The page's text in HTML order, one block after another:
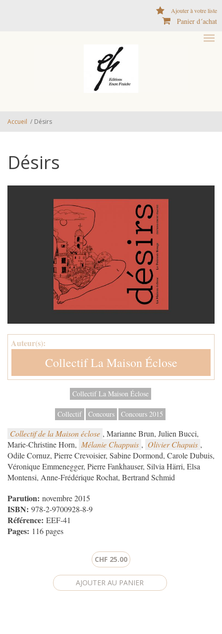
Ajouter à votre liste
Panier d´achat
Accueil / Désirs
Désirs
Auteur(s):
Collectif La Maison Éclose
Collectif La Maison Éclose
Collectif Concours Concours 2015
Collectif de la Maison éclose , Marianne Brun, Julien Bucci,
Marie-Christine Horn, Mélanie Chappuis , Olivier Chapuis ,
Odile Cornuz, Pierre Crevoisier, Sabine Dormond, Carole Dubuis,
Véronique Emmenegger, Pierre Fankhauser, Silvia Härri, Elsa
Montensi, Anne-Frédérique Rochat, Bertrand Schmid
Parution: novembre 2015
ISBN: 978-2-9700928-8-9
Référence: EEF-41
Pages: 116 pages
CHF 25.00